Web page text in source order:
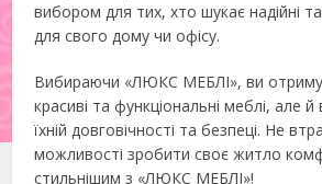
вибором для тих, хто шукає надійні
для свого дому чи офісу.
Вибираючи «ЛЮКС МЕБЛІ», ви
красиві та функціональні меблі, але й
їхній довговічності та безпеці. Не
можливості зробити своє житло
стильнішим з «ЛЮКС МЕБЛІ»!